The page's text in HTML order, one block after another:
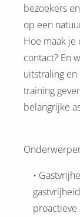
bezoekers
op een
Hoe maak
contact? En
uitstraling
training
belangrijke
•
proactieve